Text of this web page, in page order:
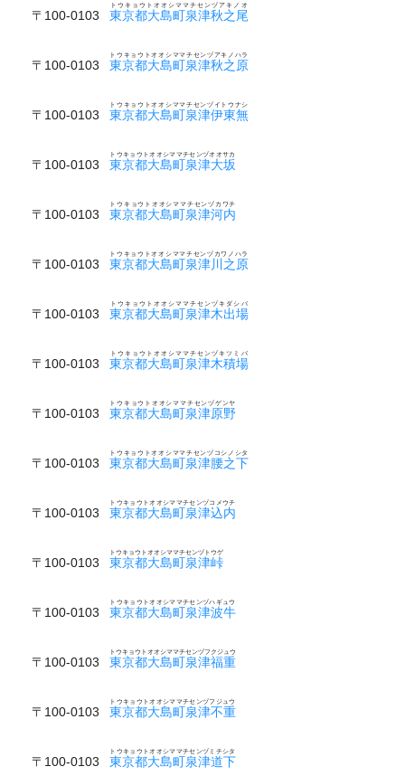
〒100-0103 東京都大島町泉津秋之尾
トウキョウトオオシママチセンヅアキノオ
〒100-0103 東京都大島町泉津秋之原
トウキョウトオオシママチセンヅアキノハラ
〒100-0103 東京都大島町泉津伊東無
トウキョウトオオシママチセンヅイトウナシ
〒100-0103 東京都大島町泉津大坂
トウキョウトオオシママチセンヅオオサカ
〒100-0103 東京都大島町泉津河内
トウキョウトオオシママチセンヅカワチ
〒100-0103 東京都大島町泉津川之原
トウキョウトオオシママチセンヅカワノハラ
〒100-0103 東京都大島町泉津木出場
トウキョウトオオシママチセンヅキダシバ
〒100-0103 東京都大島町泉津木積場
トウキョウトオオシママチセンヅキツミバ
〒100-0103 東京都大島町泉津原野
トウキョウトオオシママチセンヅゲンヤ
〒100-0103 東京都大島町泉津腰之下
トウキョウトオオシママチセンヅコシノシタ
〒100-0103 東京都大島町泉津込内
トウキョウトオオシママチセンヅコメウチ
〒100-0103 東京都大島町泉津峠
トウキョウトオオシママチセンヅトウゲ
〒100-0103 東京都大島町泉津波牛
トウキョウトオオシママチセンヅハギュウ
〒100-0103 東京都大島町泉津福重
トウキョウトオオシママチセンヅフクジュウ
〒100-0103 東京都大島町泉津不重
トウキョウトオオシママチセンヅフジュウ
〒100-0103 東京都大島町泉津道下
トウキョウトオオシママチセンヅミチシタ